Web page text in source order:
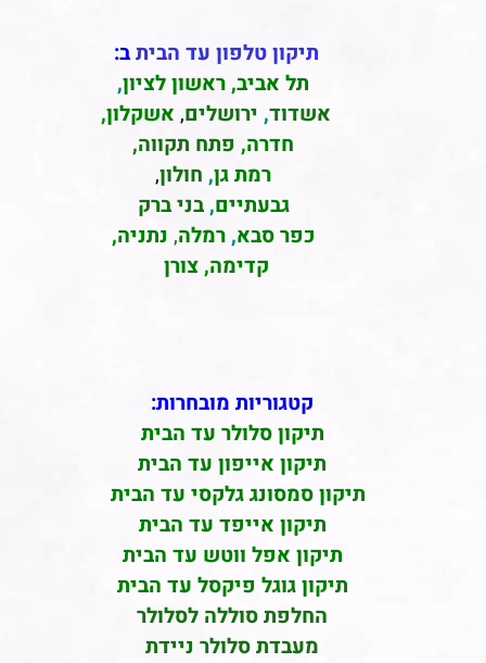
תיקון טלפון עד הביתב:
תל אביב,ראשון לציון,
אשדוד, ירושלים, אשקלון,
חדרה, פתח תקווה,
רמת גן, חולון,
גבעתיים,בני ברק
כפר סבא,רמלה, נתניה,
קדימה, צורן
קטגוריות מובחרות:
תיקון סלולר עד הבית
תיקון אייפון עד הבית
תיקון סמסונג גלקסי עד הבית
תיקון אייפד עד הבית
תיקון אפל ווטש עד הבית
תיקון גוגל פיקסל עד הבית
החלפת סוללה לסלולר
מעבדת סלולר ניידת